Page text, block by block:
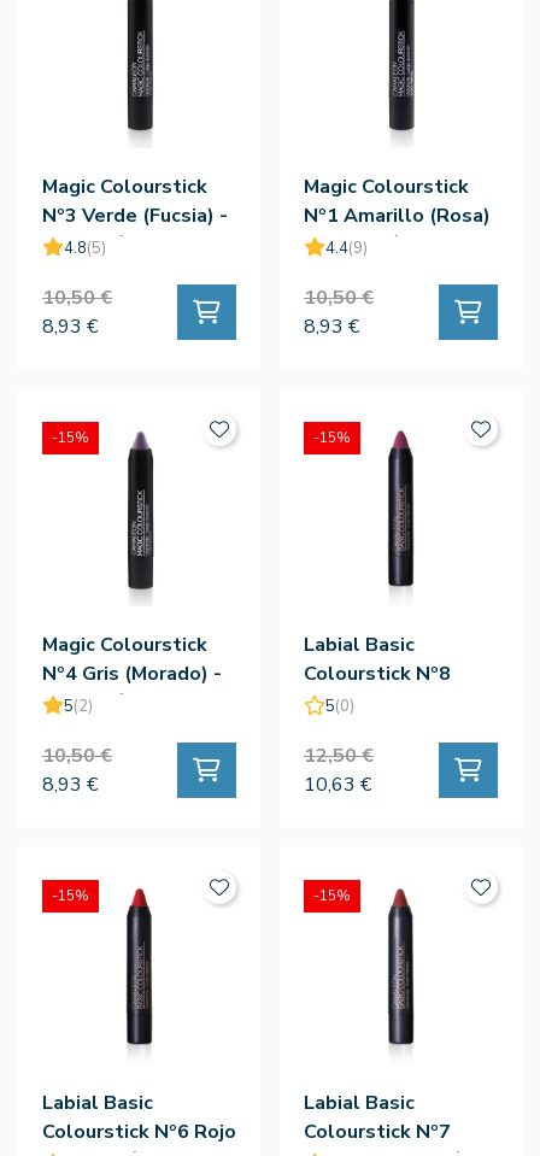
Magic Colourstick
Nº3 Verde (Fucsia) -
Camaleón
4.8(5)
10,50 €
8,93 €
Magic Colourstick
Nº1 Amarillo (Rosa)
- Camaleón
4.4(9)
10,50 €
8,93 €
Magic Colourstick
Nº4 Gris (Morado) -
Camaleón
5(2)
10,50 €
8,93 €
-15%
Labial Basic
Colourstick Nº8
Berenjena -
5(0)
12,50 €
10,63 €
-15%
Labial Basic
Colourstick Nº6 Rojo
-15%
Labial Basic
Colourstick Nº7
-15%